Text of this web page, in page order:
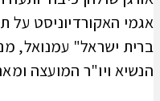
אגמי האקורדיוניסט על
ברית ישראל" עמנואל,
הנשיא ויו"ר המועצה